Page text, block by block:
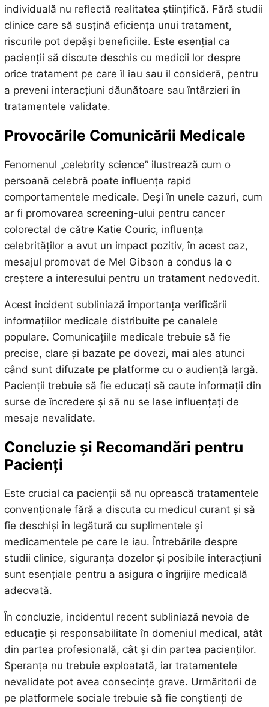
individuală nu reflectă realitatea științifică. Fără studii
clinice care să susțină eficiența unui tratament,
riscurile pot depăși beneficiile. Este esențial ca
pacienții să discute deschis cu medicii lor despre
orice tratament pe care îl iau sau îl consideră, pentru
a preveni interacțiuni dăunătoare sau întârzieri în
tratamentele validate.
Provocările Comunicării Medicale
Fenomenul „celebrity science” ilustrează cum o
persoană celebră poate influența rapid
comportamentele medicale. Deși în unele cazuri, cum
ar fi promovarea screening-ului pentru cancer
colorectal de către Katie Couric, influența
celebrităților a avut un impact pozitiv, în acest caz,
mesajul promovat de Mel Gibson a condus la o
creștere a interesului pentru un tratament nedovedit.
Acest incident subliniază importanța verificării
informațiilor medicale distribuite pe canalele
populare. Comunicațiile medicale trebuie să fie
precise, clare și bazate pe dovezi, mai ales atunci
când sunt difuzate pe platforme cu o audiență largă.
Pacienții trebuie să fie educați să caute informații din
surse de încredere și să nu se lase influențați de
mesaje nevalidate.
Concluzie și Recomandări pentru
Pacienți
Este crucial ca pacienții să nu oprească tratamentele
convenționale fără a discuta cu medicul curant și să
fie deschiși în legătură cu suplimentele și
medicamentele pe care le iau. Întrebările despre
studii clinice, siguranța dozelor și posibile interacțiuni
sunt esențiale pentru a asigura o îngrijire medicală
adecvată.
În concluzie, incidentul recent subliniază nevoia de
educație și responsabilitate în domeniul medical, atât
din partea profesională, cât și din partea pacienților.
Speranța nu trebuie exploatată, iar tratamentele
nevalidate pot avea consecințe grave. Urmăritorii de
pe platformele sociale trebuie să fie conștienți de